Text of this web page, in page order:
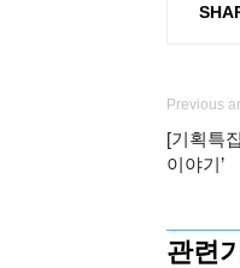
Previous
[기획특
이야기’
관련